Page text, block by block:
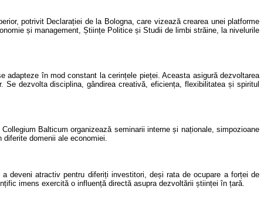
potrivit Declarației de la Bologna, care vizează crearea unei platforme
și management, Științe Politice și Studii de limbi străine, la nivelurile
adapteze în mod constant la cerințele pieței. Aceasta asigură dezvoltarea
Se dezvolta disciplina, gândirea creativă, eficiența, flexibilitatea și spiritul
Balticum organizează seminarii interne și naționale, simpozioane
domenii ale economiei.
deveni atractiv pentru diferiți investitori, deși rata de ocupare a forței de
imens exercită o influență directă asupra dezvoltării științei în țară.